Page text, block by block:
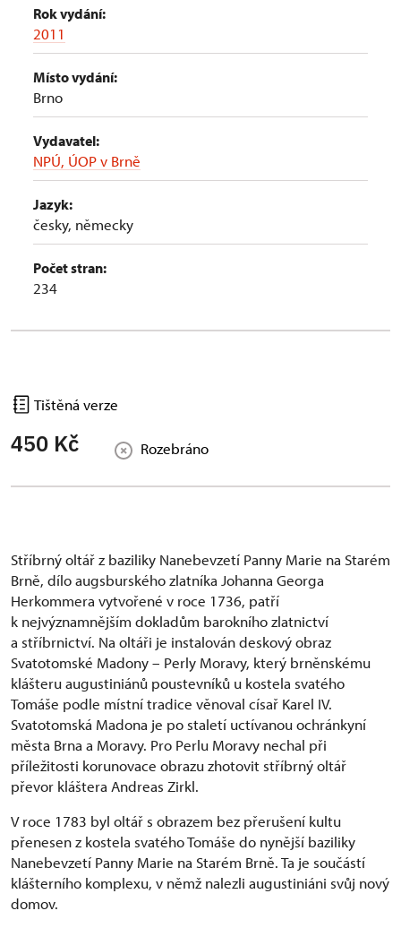
Rok vydání:
2011
Místo vydání:
Brno
Vydavatel:
NPÚ, ÚOP v Brně
Jazyk:
česky, německy
Počet stran:
234
Tištěná verze
450 Kč Rozebráno
Stříbrný oltář z baziliky Nanebevzetí Panny Marie na Starém
Brně, dílo augsburského zlatníka Johanna Georga
Herkommera vytvořené v roce 1736, patří
k nejvýznamnějším dokladům barokního zlatnictví
a stříbrnictví. Na oltáři je instalován deskový obraz
Svatotomské Madony – Perly Moravy, který brněnskému
klášteru augustiniánů poustevníků u kostela svatého
Tomáše podle místní tradice věnoval císař Karel IV.
Svatotomská Madona je po staletí uctívanou ochránkyní
města Brna a Moravy. Pro Perlu Moravy nechal při
příležitosti korunovace obrazu zhotovit stříbrný oltář
převor kláštera Andreas Zirkl.
V roce 1783 byl oltář s obrazem bez přerušení kultu
přenesen z kostela svatého Tomáše do nynější baziliky
Nanebevzetí Panny Marie na Starém Brně. Ta je součástí
klášterního komplexu, v němž nalezli augustiniáni svůj nový
domov.